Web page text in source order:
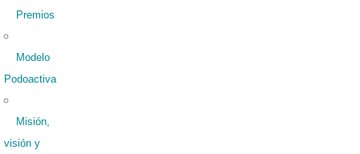
Premios
Modelo
Podoactiva
Misión,
visión y